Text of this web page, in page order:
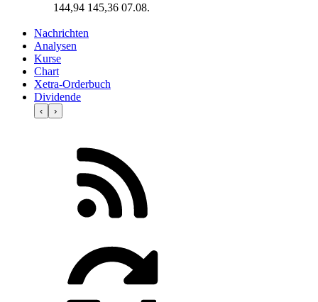
144,94 145,36 07.08.
Nachrichten
Analysen
Kurse
Chart
Xetra-Orderbuch
Dividende
‹ ›